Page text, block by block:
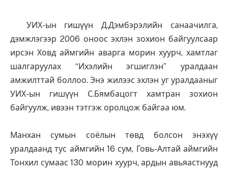
УИХ-ын гишүүн Д.Дэмбэрэлийн санаачилга,
дэмжлэгээр 2006 оноос эхлэн зохион байгуулсаар
ирсэн Ховд аймгийн аварга морин хуурч, хамтлаг
шалгаруулах “Ихэлийн эгшиглэн” уралдаан
амжилттай боллоо. Энэ жилээс эхлэн уг уралдааныг
УИХ-ын гишүүн С.Бямбацогт хамтран зохион
байгуулж, ивээн тэтгэж оролцож байгаа юм.
Манхан сумын соёлын төвд болсон энэхүү
уралдаанд тус аймгийн 16 сум, Говь-Алтай аймгийн
Тонхил сумаас 130 морин хуурч, ардын авьяастнууд